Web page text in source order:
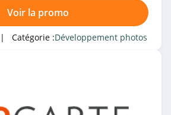
Voir la promo
| Catégorie :Développement photos